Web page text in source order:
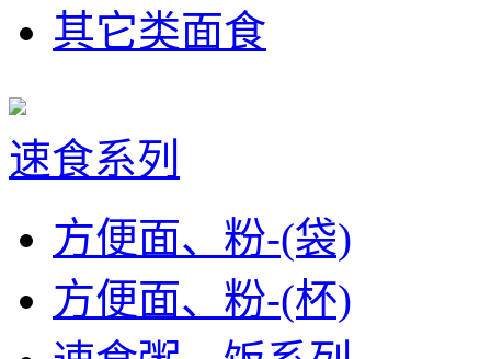
其它类面食
速食系列
方便面、粉-(袋)
方便面、粉-(杯)